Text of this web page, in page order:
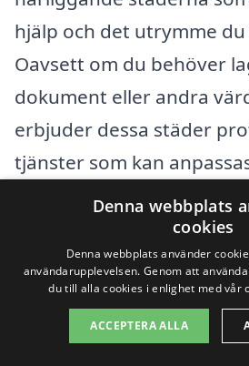
hjälp och det utrymme du
Oavsett om du behöver
dokument eller andra
erbjuder dessa städer
tjänster som kan
När du söker efter
viktigt att överväga
Placering – väljer du
Denna webbplats
cookies
Denna webbplats använder
användarupplevelsen. Genom att
du till alla cookies i enlighet med vår
ACCEPTERA ALLA